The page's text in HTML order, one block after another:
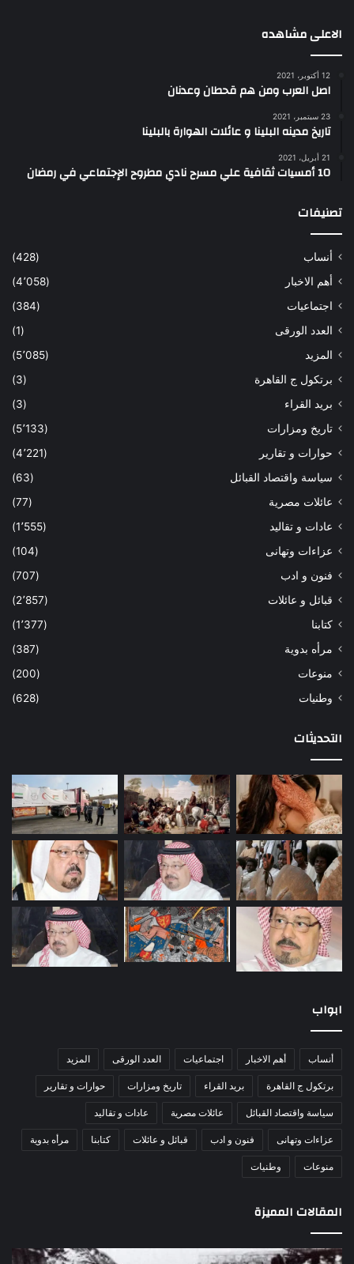
الاعلى مشاهده
12 أكتوبر، 2021
اصل العرب ومن هم قحطان وعدنان
23 سبتمبر، 2021
تاريخ مدينه البلينا و عائلات الهوارة بالبلينا
21 أبريل، 2021
10 أمسيات ثقافية علي مسرح نادي مطروح الإجتماعي في رمضان
تصنيفات
أنساب
(428)
أهم الاخبار
(4٬058)
اجتماعيات
(384)
العدد الورقى
(1)
المزيد
(5٬085)
برتكول ج القاهرة
(3)
بريد القراء
(3)
تاريخ ومزارات
(5٬133)
حوارات و تقارير
(4٬221)
سياسة واقتصاد القبائل
(63)
عائلات مصرية
(77)
عادات و تقاليد
(1٬555)
عزاءات وتهانى
(104)
فنون و ادب
(707)
قبائل و عائلات
(2٬857)
كتابنا
(1٬377)
مرأه بدوية
(387)
منوعات
(200)
وطنيات
(628)
التحديثات
ابواب
أنساب أهم الاخبار اجتماعيات العدد الورقى المزيد
برتكول ج القاهرة بريد القراء تاريخ ومزارات حوارات و تقارير
سياسة واقتصاد القبائل عائلات مصرية عادات و تقاليد
عزاءات وتهانى فنون و ادب قبائل و عائلات كتابنا مرأه بدوية
منوعات وطنيات
المقالات المميزة
مذبحة